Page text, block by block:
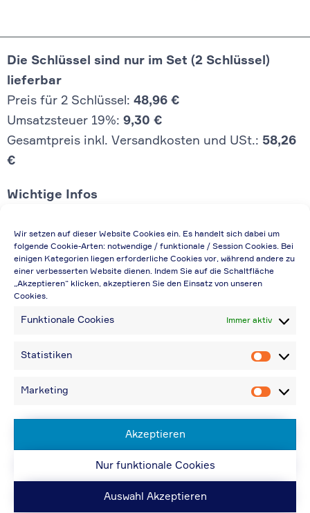
Wir setzen auf dieser Website Cookies ein. Es handelt sich dabei um
folgende Cookie-Arten: notwendige / funktionale / Session Cookies. Bei
einigen Kategorien liegen erforderliche Cookies vor, während andere zu
einer verbesserten Website dienen. Indem Sie auf die Schaltfläche
„Akzeptieren“ klicken, akzeptieren Sie den Einsatz von unseren
Cookies.
Funktionale Cookies Immer aktiv
Statistiken
Marketing
Akzeptieren
Nur funktionale Cookies
Auswahl Akzeptieren
Die Schlüssel sind nur im Set (2 Schlüssel)
lieferbar
Preis für 2 Schlüssel: 48,96 €
Umsatzsteuer 19%: 9,30 €
Gesamtpreis inkl. Versandkosten und USt.: 58,26
€
Wichtige Infos
Die Preisangabe gilt auch für
Handelsbetriebe (Netto-Preis, ohne
Rabattabzug)
Falls durch Falschangaben im Bestellformular
Bei Rückfragen können Sie uns über die E-
Bei Angabe von USt-IdNr und Bestellungen
| Website: ORIS